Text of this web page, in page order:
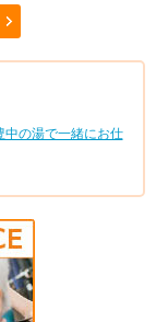
中の湯で一緒にお仕